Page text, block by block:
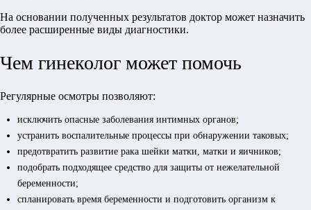
На основании полученных результатов доктор может назначить
более расширенные виды диагностики.
Чем гинеколог может помочь
Регулярные осмотры позволяют:
исключить опасные заболевания интимных органов;
устранить воспалительные процессы при обнаружении таковых;
предотвратить развитие рака шейки матки, матки и яичников;
подобрать подходящее средство для защиты от нежелательной
беременности;
спланировать время беременности и подготовить организм к